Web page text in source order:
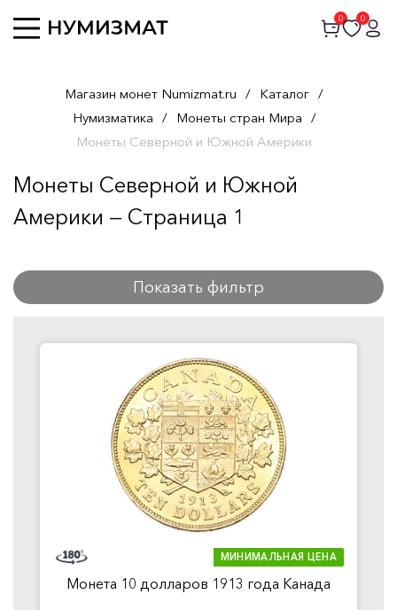
0 0
Магазин монет Numizmat.ru / Каталог /
Нумизматика / Монеты стран Мира /
Монеты Северной и Южной Америки
Монеты Северной и Южной
Америки — Страница 1
Показать фильтр
МИНИМАЛЬНАЯ ЦЕНА
Монета 10 долларов 1913 года Канада